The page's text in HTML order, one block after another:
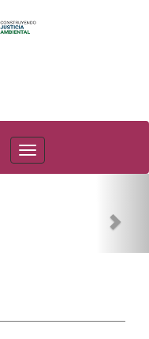
PAOT